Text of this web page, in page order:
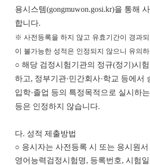
용시스템(gongmuwon.gosi.kr)을 통해
합니다.
※ 사전등록을 하지 않고 유효기간이 경과
이 불가능한 성적은 인정되지 않으니 유의
○ 해당 검정시험기관의 정규(정기)시
하고, 정부기관·민간회사·학교 등에서
입학·졸업 등의 특정목적으로 실시하
등은 인정하지 않습니다.
다. 성적 제출방법
○ 응시자는 사전등록 시 또는 응시원
영어능력검정시험명, 등록번호, 시험